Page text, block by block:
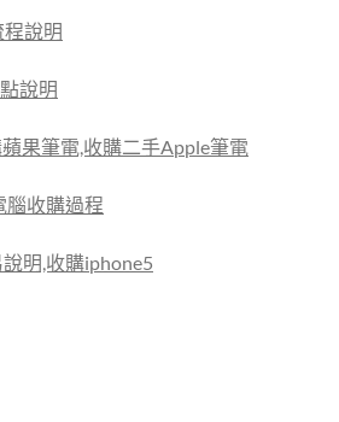
程說明
說明
果筆電,收購二手Apple筆電
腦收購過程
明,收購iphone5